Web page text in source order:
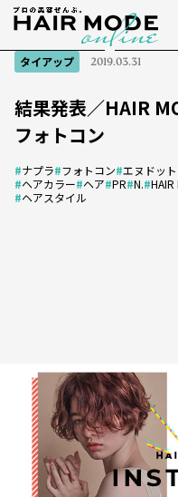
タイアップ 2019.03.31
結果発表／HAIR
フォトコン
#ナプラ#フォトコン#エヌドット
#ヘアカラー#ヘア#PR#N.#HAIR
#ヘアスタイル